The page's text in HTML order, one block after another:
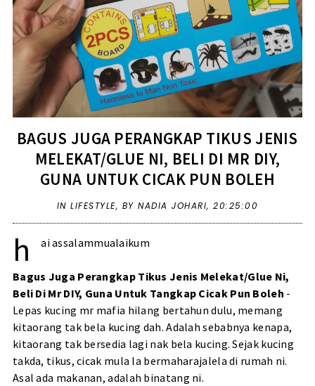
BAGUS JUGA PERANGKAP TIKUS JENIS
MELEKAT/GLUE NI, BELI DI MR DIY,
GUNA UNTUK CICAK PUN BOLEH
INLIFESTYLE, BY NADIA JOHARI,20:25:00
h ai assalammualaikum
Bagus Juga Perangkap Tikus Jenis Melekat/Glue Ni,
Beli Di Mr DIY, Guna Untuk Tangkap Cicak Pun Boleh -
Lepas kucing mr mafia hilang bertahun dulu, memang
kitaorang tak bela kucing dah. Adalah sebabnya kenapa,
kitaorang tak bersedia lagi nak bela kucing. Sejak kucing
takda, tikus, cicak mula la bermaharajalela di rumah ni.
Asal ada makanan, adalah binatang ni.